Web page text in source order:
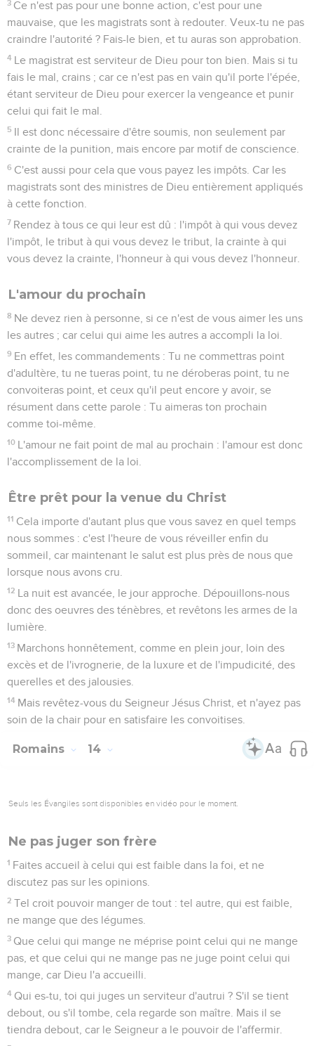
Seuls les Évangiles sont disponibles en vidéo pour le moment.
Plaire à son prochain et non à soi-même
Nous qui sommes forts, nous devons supporter les
faiblesses de ceux qui ne le sont pas, et ne pas nous
complaire en nous-mêmes.
bien en vue de l'édification.
qu'il est écrit : Les outrages de ceux qui t'insultent sont
tombés sur moi.
instruction, afin que, par la patience, et par la consolation
que donnent les Écritures, nous possédions l'espérance.
donne d'avoir les mêmes sentiments les uns envers les
autres selon Jésus Christ,
afin que tous ensemble, d'une seule bouche, vous glorifiiez
le Dieu et Père de notre Seigneur Jésus Christ.
La Bonne Nouvelle pour tous les peuples
Accueillez-vous donc les uns les autres, comme Christ
vous a accueillis, pour la gloire de Dieu.
Je dis, en effet, que Christ a été serviteur des circoncis,
pour prouver la véracité de Dieu en confirmant les
9 tandis que les païens glorifient Dieu à cause de sa
parmi les nations, Et je chanterai à la gloire de ton nom. Il est
dit encore :
Et encore : Louez le Seigneur, vous toutes les nations,
Célébrez-le, vous tous les peuples !
12
Ésaïe dit aussi : Il sortira d'Isaï un rejeton, Qui se lèvera
pour régner sur les nations ; Les nations espéreront en lui.
Que le Dieu de l'espérance vous remplisse de toute joie et
de toute paix dans la foi, pour que vous abondiez en
espérance, par la puissance du Saint Esprit !
14 Pour ce qui vous concerne, mes frères, je suis moi-même
les uns les autres.
sorte de hardiesse, comme pour réveiller vos souvenirs, à
cause de la grâce que Dieu m'a faite
16 d'être ministre de Jésus Christ parmi les païens,
m'acquittant du divin service de l'Évangile de Dieu, afin que
les païens lui soient une offrande agréable, étant sanctifiée
par l'Esprit Saint.
J'ai donc sujet de me glorifier en Jésus Christ, pour ce qui
regarde les choses de Dieu.
18
Car je n'oserais mentionner aucune chose que Christ n'ait
pas faite par moi pour amener les païens à l'obéissance, par
la parole et par les actes,
19